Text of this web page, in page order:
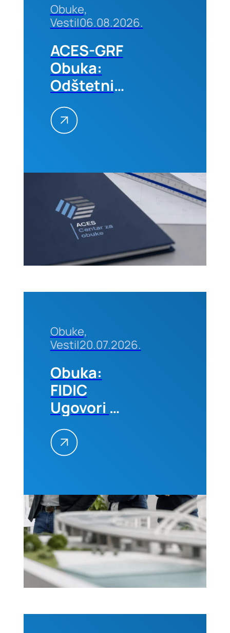
Obuke,
Vesti|06.08.2026.
ACES-GRF
Obuka:
Odštetni
zahtevi na
građevinskim
projektima
Kvantifikacija
prevencija,
01-02.
septembra
2026. u
Obuke,
Vesti|20.07.2026.
Obuka:
FIDIC
Ugovori –
Primena
na
projektima,
avgusta
2026.
godine u
Beogradu